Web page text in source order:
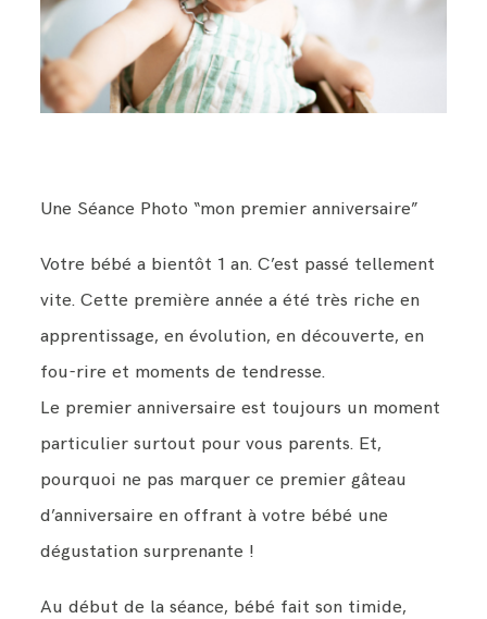
BLOG
Une Séance Photo “mon premier anniversaire”
Votre bébé a bientôt 1 an. C’est passé tellement
vite. Cette première année a été très riche en
apprentissage, en évolution, en découverte, en
fou-rire et moments de tendresse.
Le premier anniversaire est toujours un moment
particulier surtout pour vous parents. Et,
pourquoi ne pas marquer ce premier gâteau
d’anniversaire en offrant à votre bébé une
dégustation surprenante !
Au début de la séance, bébé fait son timide,